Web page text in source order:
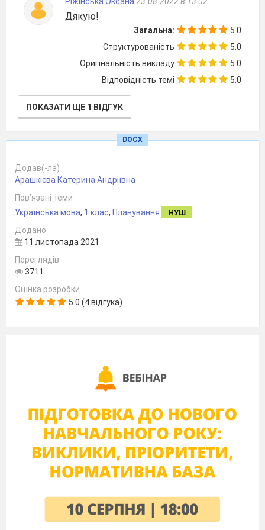
Наголос у словах.
Наголошений склад.
Спостереження за
змінною значення слова
залежно від наголосу.
Моя школа.
8.
Підго­товчі види письма.
Письмо петлі з
верхню рядкову.
Л.Камінського.
Практичне
«Моя школа». Створення
малюнка на відповідну
тему. Письмо поєднаних
елементів. Закріплен­ня
«слово», «наголос».
Відпо­відність звукової
схеми словам–назвам
нама­льованих
предметів.
11.
Практичне
ознайомлення із
предметів(хто?).
Моделювання слів із
м’якими приголосними
звуками.
Дякую!
Загальна:
5.0
Структурованість
5.0
Оригінальність викладу
5.0
Відповідність темі
5.0
ПОКАЗАТИ ЩЕ 1 ВІДГУК
DOCX
Додав(-ла)
Арашкієва Катерина Андріївна
Пов’язані теми
Українська мова, 1 клас, Планування НУШ
Додано
11 листопада 2021
Переглядів
3711
Оцінка розробки
5.0 (4 відгука)